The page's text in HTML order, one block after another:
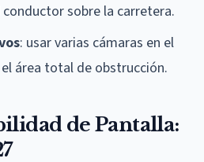
sobre la carretera.
: usar varias cámaras en el
área total de obstrucción.
de Pantalla: